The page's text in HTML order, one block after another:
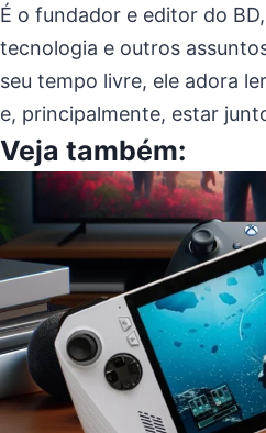
É o fundador e editor do
tecnologia e outros
seu tempo livre, ele adora
e, principalmente, estar
Veja também: